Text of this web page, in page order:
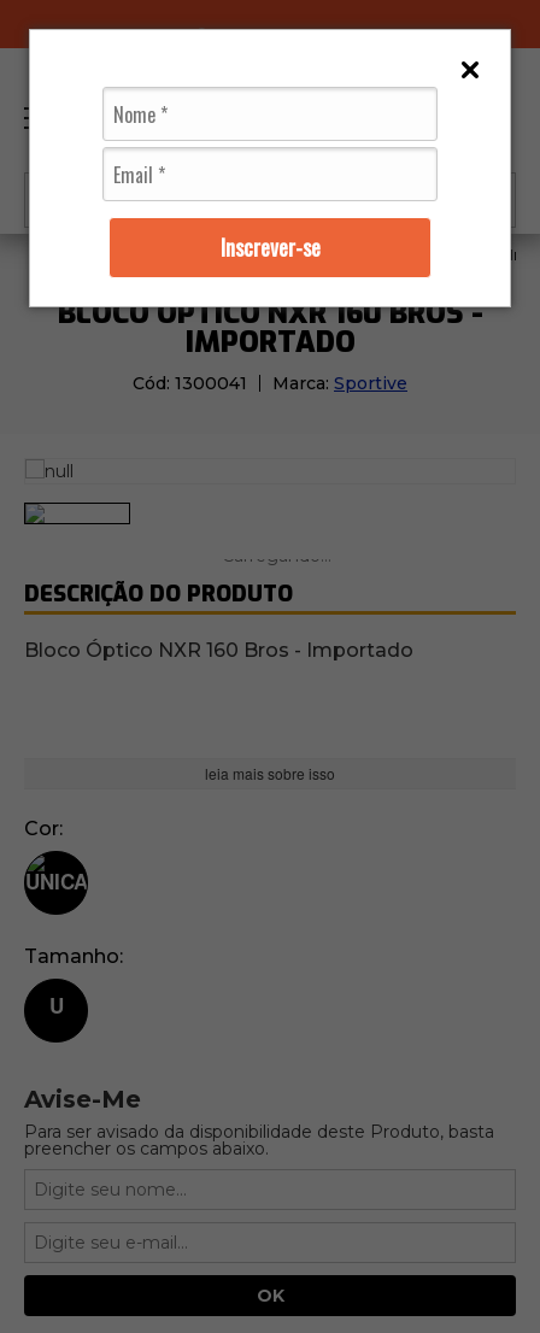
Inscrever-se
Bloco Óptico NXR 160 Bros -
BLOCO ÓPTICO NXR 160 BROS -
IMPORTADO
Cód: 1300041 Marca: Sportive
DESCRIÇÃO DO PRODUTO
Bloco Óptico NXR 160 Bros - Importado
leia mais sobre isso
Cor
Tamanho
U
Avise-Me
Para ser avisado da disponibilidade deste Produto, basta
preencher os campos abaixo.